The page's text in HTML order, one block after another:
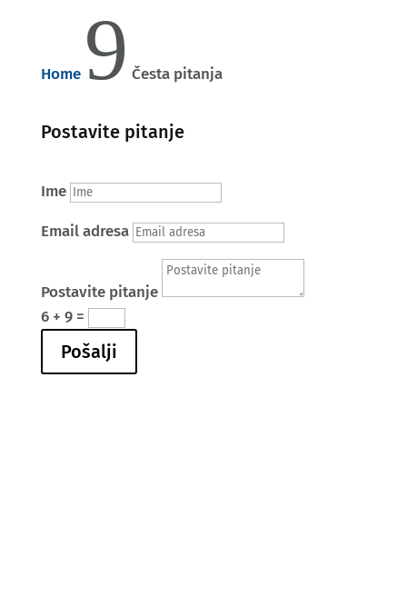
Home 9 Česta pitanja
Postavite pitanje
Ime
Email adresa
Postavite pitanje
6 + 9=
Pošalji